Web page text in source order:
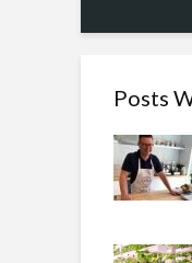
Posts